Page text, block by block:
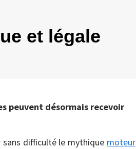
et légale
peuvent désormais recevoir
sans difficulté le mythique moteur